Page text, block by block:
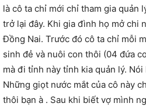
là cô ta chỉ mới chỉ tham gia quản
trở lại đây. Khi gia đình họ mở chi
Đồng Nai. Trước đó cô ta chỉ mỗi
sinh đẻ và nuôi con thôi (04 đứa
mà đi tỉnh này tỉnh kia quản lý.
Những giọt nước mắt của cô này
thôi bạn à . Sau khi biết vợ mình